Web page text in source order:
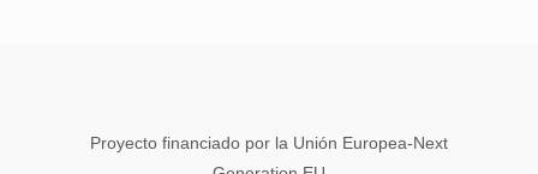
Proyecto financiado por la Unión Europea-Next